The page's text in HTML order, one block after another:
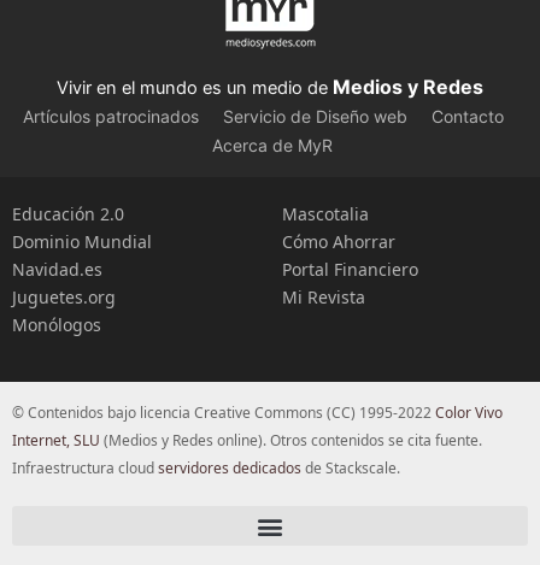
Vivir en el mundo es un medio de Medios y Redes
Artículos patrocinados Servicio de Diseño web
Contacto
Acerca de MyR
Educación 2.0
Dominio Mundial
Navidad.es
Juguetes.org
Monólogos
Mascotalia
Cómo Ahorrar
Portal Financiero
Mi Revista
© Contenidos bajo licencia Creative Commons (CC) 1995-2022Color Vivo
Internet, SLU (Medios y Redes online). Otros contenidos se cita fuente.
Infraestructura cloudservidores dedicados de Stackscale.